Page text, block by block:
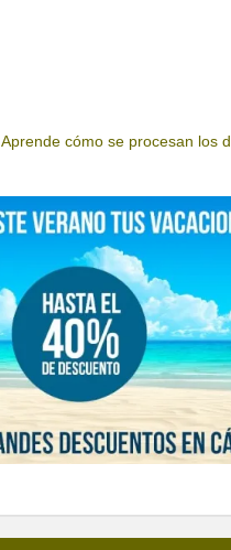
Aprende cómo se procesan los